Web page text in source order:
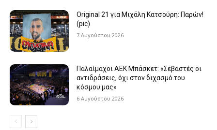
Original 21 για Μιχάλη Κατσούρη: Παρών!
(pic)
7 Αυγούστου 2026
Παλαίμαχοι ΑΕΚ Μπάσκετ: «Σεβαστές οι
αντιδράσεις, όχι στον διχασμό του
κόσμου μας»
6 Αυγούστου 2026